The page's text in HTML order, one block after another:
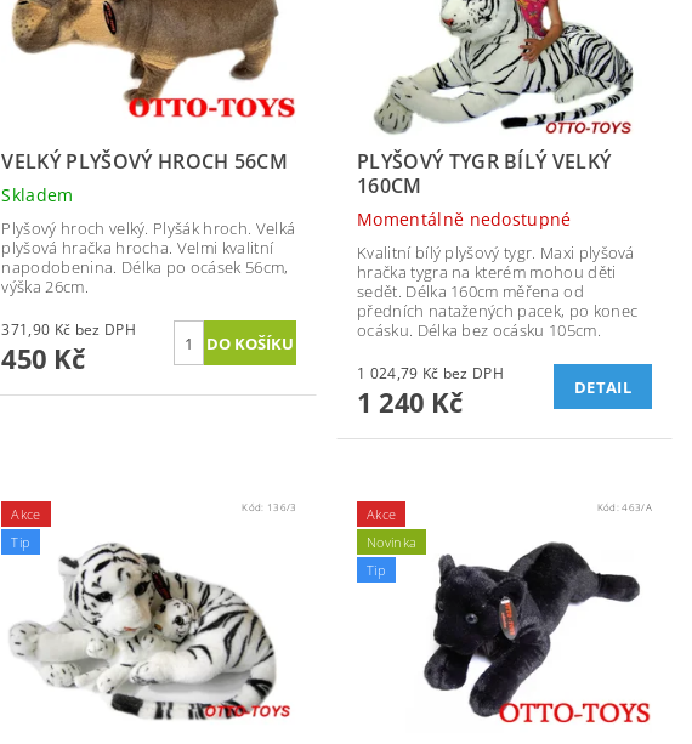
VELKÝ PLYŠOVÝ HROCH 56CM
Skladem
Plyšový hroch velký. Plyšák hroch. Velká
plyšová hračka hrocha. Velmi kvalitní
napodobenina. Délka po ocásek 56cm,
výška 26cm.
371,90 Kč bez DPH
450 Kč
PLYŠOVÝ TYGR BÍLÝ VELKÝ
160CM
Momentálně nedostupné
Kvalitní bílý plyšový tygr. Maxi plyšová
hračka tygra na kterém mohou děti
sedět. Délka 160cm měřena od
předních natažených pacek, po konec
ocásku. Délka bez ocásku 105cm.
1 024,79 Kč bez DPH
1 240 Kč DETAIL
Akce
Tip
Kód: 136/3
Akce
Novinka
Tip
Kód:463/A